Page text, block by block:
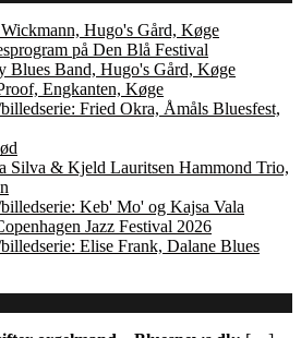
Hugo's Gård, Køge
på Den Blå Festival
Blues Band, Hugo's Gård, Køge
Engkanten, Køge
Fried Okra, Åmåls Bluesfest,
Silva & Kjeld Lauritsen Hammond Trio,
Keb' Mo' og Kajsa Vala
Jazz Festival 2026
Elise Frank, Dalane Blues